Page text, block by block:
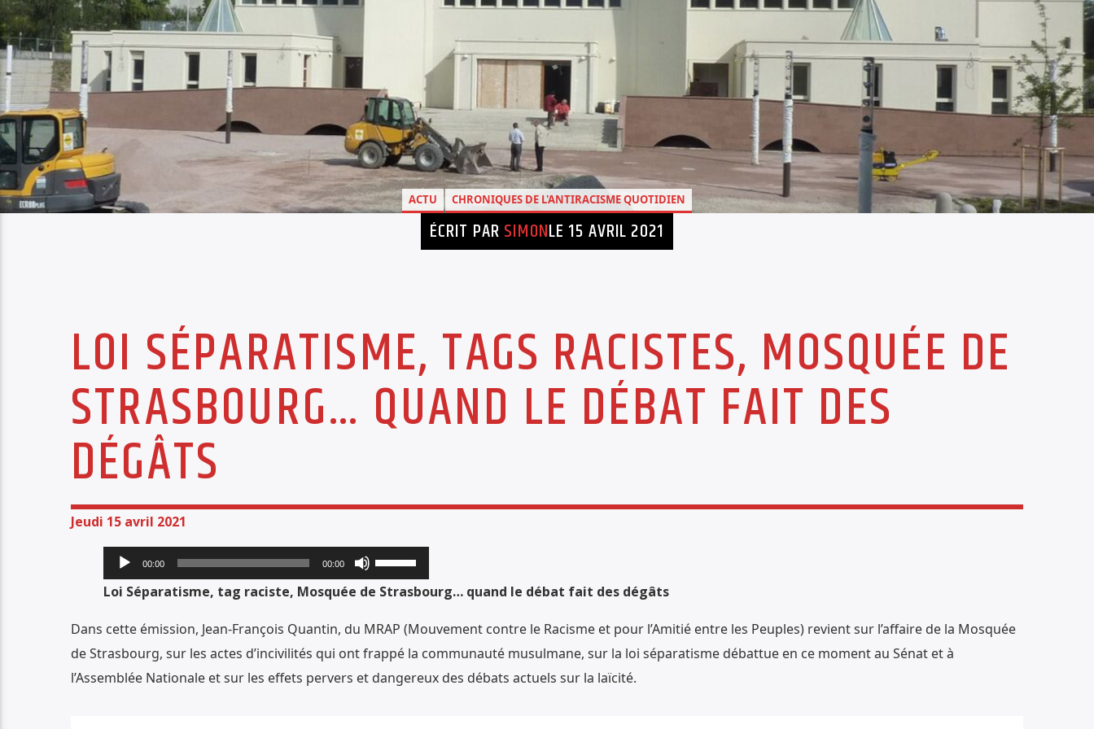
ACTU CHRONIQUES DE L'ANTIRACISME QUOTIDIEN
ÉCRIT PAR SIMONLE 15 AVRIL 2021
LOI SÉPARATISME, TAGS RACISTES, MOSQUÉE DE
STRASBOURG… QUAND LE DÉBAT FAIT DES
DÉGÂTS
Jeudi 15 avril 2021
Lecteur
audio
00:00 00:00
Utilisez
les
haut/bas
pour
augmenter
Loi Séparatisme, tag raciste, Mosquée de Strasbourg… quand le débat fait des dégâts
Dans cette émission, Jean-François Quantin, du MRAP (Mouvement contre le Racisme et pour l’Amitié entre les Peuples) revient sur l’affaire de la Mosquée
de Strasbourg, sur les actes d’incivilités qui ont frappé la communauté musulmane, sur la loi séparatisme débattue en ce moment au Sénat et à
l’Assemblée Nationale et sur les effets pervers et dangereux des débats actuels sur la laïcité.